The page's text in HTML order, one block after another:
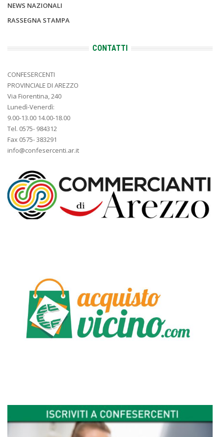
NEWS NAZIONALI
RASSEGNA STAMPA
CONTATTI
CONFESERCENTI
PROVINCIALE DI AREZZO
Via Fiorentina, 240
Lunedì-Venerdì:
9.00-13.00 14.00-18.00
Tel. 0575- 984312
Fax 0575- 383291
info@confesercenti.ar.it